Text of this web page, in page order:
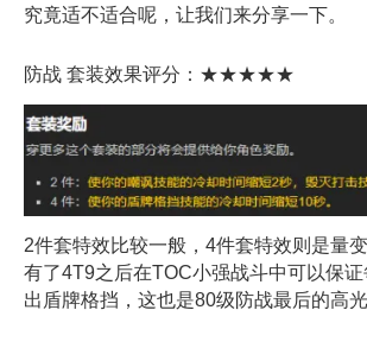
究竟适不适合呢，让我们来分享一下。
防战 套装效果评分：★★★★★
2件套特效比较一般，4件套特效则是量
有了4T9之后在TOC小强战斗中可以保
出盾牌格挡，这也是80级防战最后的高光